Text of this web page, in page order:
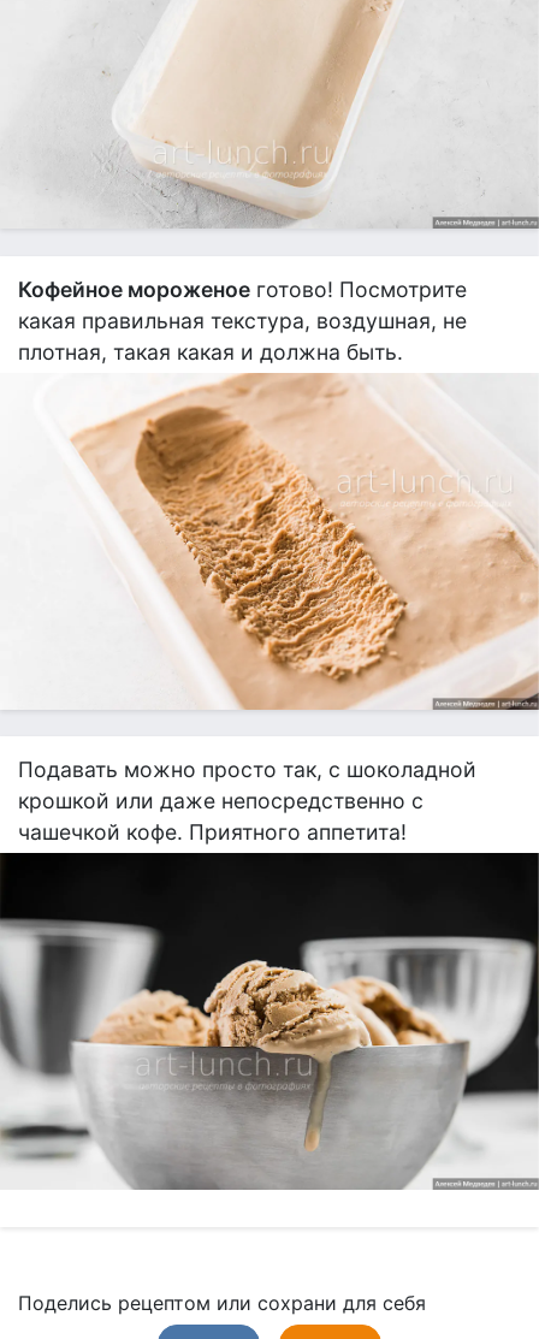
Кофейное мороженое готово! Посмотрите
какая правильная текстура, воздушная, не
плотная, такая какая и должна быть.
Подавать можно просто так, с шоколадной
крошкой или даже непосредственно с
чашечкой кофе. Приятного аппетита!
Поделись рецептом или сохрани для себя